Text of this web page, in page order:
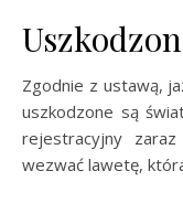
Zgodnie z ustawą,
uszkodzone są
rejestracyjny
wezwać lawetę,